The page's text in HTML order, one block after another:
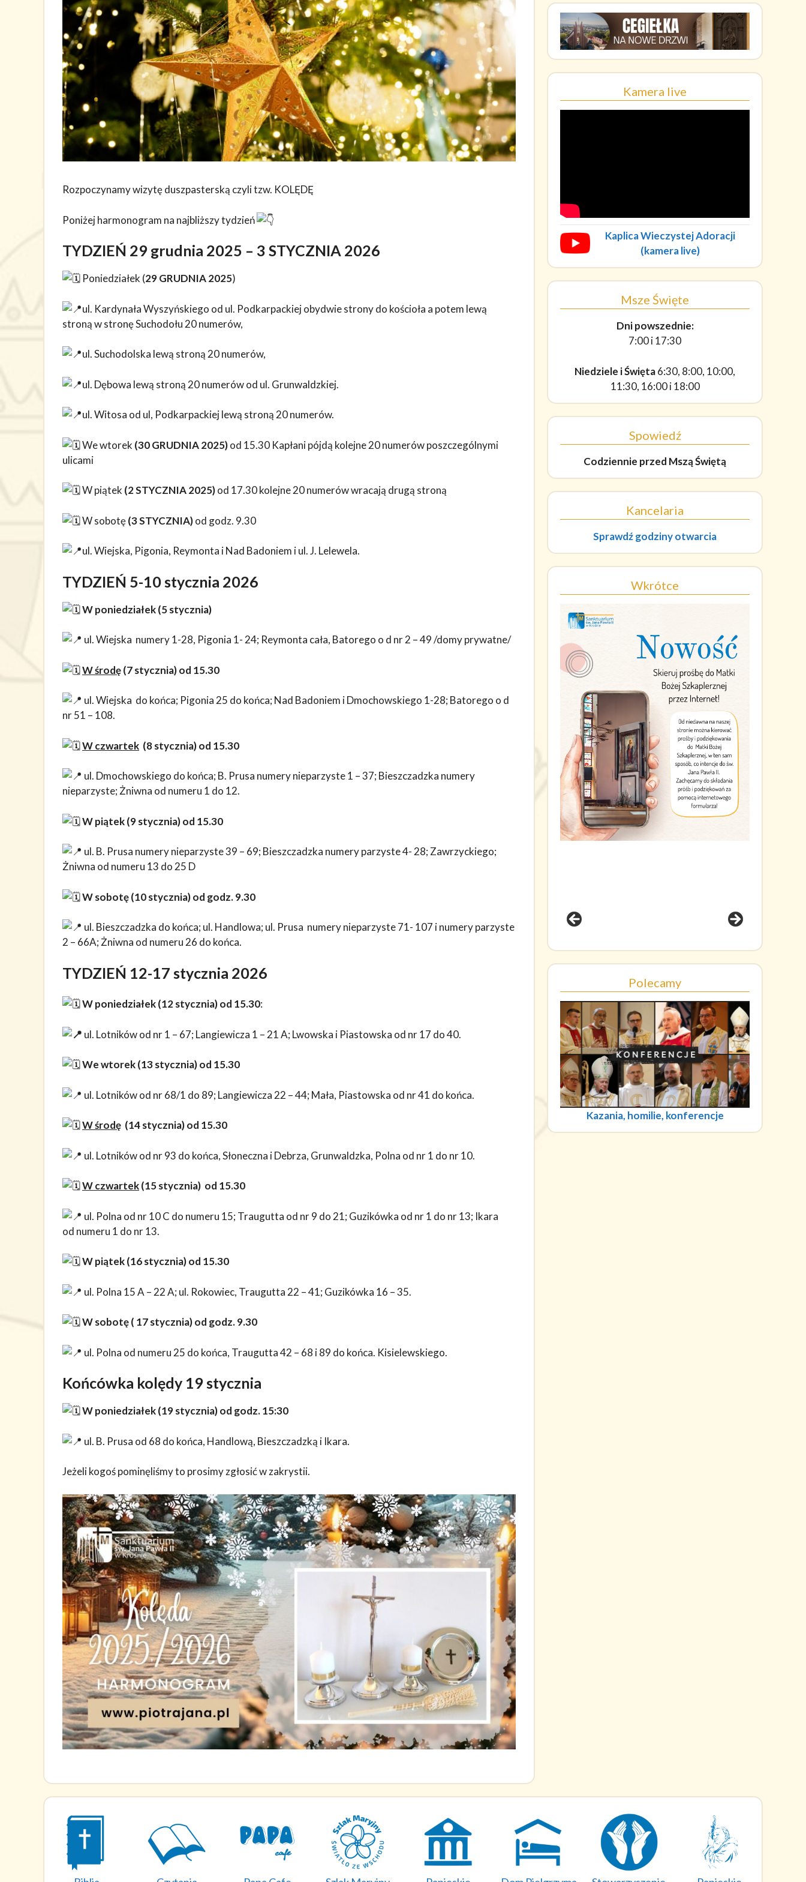
Rozpoczynamy wizytę duszpasterską czyli tzw. KOLĘDĘ
Poniżej harmonogram na najbliższy tydzień
TYDZIEŃ 29 grudnia 2025 – 3 STYCZNIA 2026
Poniedziałek (29 GRUDNIA 2025)
ul. Kardynała Wyszyńskiego od ul. Podkarpackiej obydwie strony do kościoła a potem lewą
stroną w stronę Suchodołu 20 numerów,
ul. Suchodolska lewą stroną 20 numerów,
ul. Dębowa lewą stroną 20 numerów od ul. Grunwaldzkiej.
ul. Witosa od ul, Podkarpackiej lewą stroną 20 numerów.
We wtorek (30 GRUDNIA 2025)od 15.30 Kapłani pójdą kolejne 20 numerów poszczególnymi
ulicami
W piątek (2 STYCZNIA 2025)od 17.30 kolejne 20 numerów wracają drugą stroną
W sobotę(3 STYCZNIA)od godz. 9.30
ul. Wiejska, Pigonia, Reymonta i Nad Badoniem i ul. J. Lelewela.
TYDZIEŃ 5-10 stycznia 2026
W poniedziałek (5 stycznia)
ul. Wiejska numery 1-28, Pigonia 1- 24; Reymonta cała, Batorego o d nr 2 – 49 /domy prywatne/
W środę(7 stycznia) od 15.30
ul. Wiejska do końca; Pigonia 25 do końca; Nad Badoniem i Dmochowskiego 1-28; Batorego o d
nr 51 – 108.
W czwartek (8 stycznia) od 15.30
ul. Dmochowskiego do końca; B. Prusa numery nieparzyste 1 – 37; Bieszczadzka numery
nieparzyste; Żniwna od numeru 1 do 12.
W piątek (9 stycznia) od 15.30
ul. B. Prusa numery nieparzyste 39 – 69; Bieszczadzka numery parzyste 4- 28; Zawrzyckiego;
Żniwna od numeru 13 do 25 D
W sobotę (10 stycznia) od godz. 9.30
ul. Bieszczadzka do końca; ul. Handlowa; ul. Prusa numery nieparzyste 71- 107 i numery parzyste
2 – 66A; Żniwna od numeru 26 do końca.
TYDZIEŃ 12-17 stycznia 2026
W poniedziałek (12 stycznia) od 15.30:
ul. Lotników od nr 1 – 67; Langiewicza 1 – 21 A; Lwowska i Piastowska od nr 17 do 40.
We wtorek (13 stycznia) od 15.30
ul. Lotników od nr 68/1 do 89; Langiewicza 22 – 44; Mała, Piastowska od nr 41 do końca.
W środę (14 stycznia) od 15.30
ul. Lotników od nr 93 do końca, Słoneczna i Debrza, Grunwaldzka, Polna od nr 1 do nr 10.
W czwartek(15 stycznia) od 15.30
ul. Polna od nr 10 C do numeru 15; Traugutta od nr 9 do 21; Guzikówka od nr 1 do nr 13; Ikara
od numeru 1 do nr 13.
W piątek(16 stycznia) od 15.30
ul. Polna 15 A – 22 A; ul. Rokowiec, Traugutta 22 – 41; Guzikówka 16 – 35.
W sobotę ( 17 stycznia) od godz. 9.30
ul. Polna od numeru 25 do końca, Traugutta 42 – 68 i 89 do końca. Kisielewskiego.
Końcówka kolędy 19 stycznia
W poniedziałek (19 stycznia) od godz. 15:30
ul. B. Prusa od 68 do końca, Handlową, Bieszczadzką i Ikara.
Jeżeli kogoś pominęliśmy to prosimy zgłosić w zakrystii.
Kamera live
Kaplica Wieczystej Adoracji
(kamera live)
Msze Święte
Dni powszednie:
7:00 i 17:30
Niedziele i Święta6:30, 8:00, 10:00,
11:30, 16:00 i 18:00
Spowiedź
Codziennie przed Mszą Świętą
Kancelaria
Sprawdź godziny otwarcia
Wkrótce
Polecamy
Kazania, homilie, konferencje